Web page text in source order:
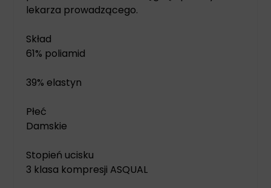
lekarza prowadzącego.
Skład
61% poliamid
39% elastyn
Płeć
Damskie
Stopień ucisku
3 klasa kompresji ASQUAL